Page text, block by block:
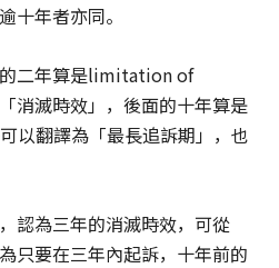
十年者亦同。
二年算是limitation of
消滅時效」，後面的十年算是
以翻譯為「最長追訴期」，也
認為三年的消滅時效，可從
只要在三年內起訴，十年前的